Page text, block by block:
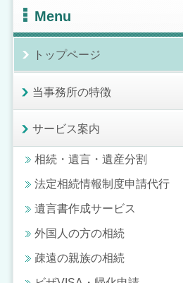
Menu
トップページ
当事務所の特徴
サービス案内
相続・遺言・遺産分割
法定相続情報制度申請代行
遺言書作成サービス
外国人の方の相続
疎遠の親族の相続